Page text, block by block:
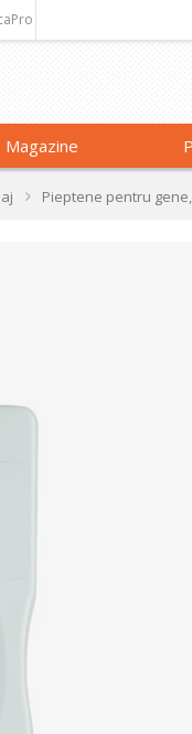
Magazine
Pieptene pentru gene,